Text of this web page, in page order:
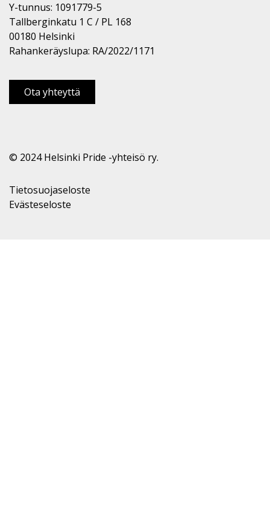
Y-tunnus: 1091779-5
Tallberginkatu 1 C / PL 168
00180 Helsinki
Rahankeräyslupa: RA/2022/1171
Ota yhteyttä
© 2024 Helsinki Pride -yhteisö ry.
Tietosuojaseloste
Evästeseloste